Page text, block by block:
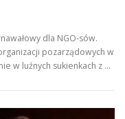
dla NGO-sów.
pozarządowych w
w luźnych sukienkach z …